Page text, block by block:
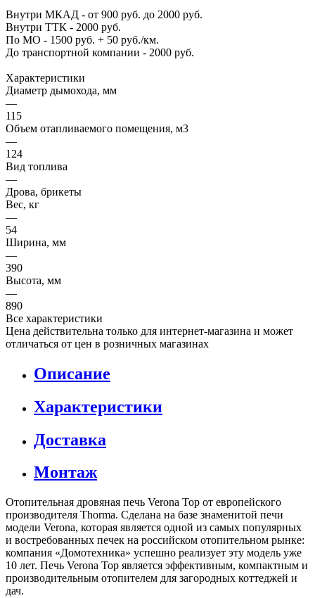
Внутри МКАД - от 900 руб. до 2000 руб.
Внутри ТТК - 2000 руб.
По МО - 1500 руб. + 50 руб./км.
До транспортной компании - 2000 руб.
Характеристики
Диаметр дымохода, мм
—
115
Объем отапливаемого помещения, м3
—
124
Вид топлива
—
Дрова, брикеты
Вес, кг
—
54
Ширина, мм
—
390
Высота, мм
—
890
Все характеристики
Цена действительна только для интернет-магазина и может
отличаться от цен в розничных магазинах
Описание
Характеристики
Доставка
Монтаж
Отопительная дровяная печь Verona Top от европейского
производителя Thorma. Сделана на базе знаменитой печи
модели Verona, которая является одной из самых популярных
и востребованных печек на российском отопительном рынке:
компания «Домотехника» успешно реализует эту модель уже
10 лет. Печь Verona Top является эффективным, компактным и
производительным отопителем для загородных коттеджей и
дач.